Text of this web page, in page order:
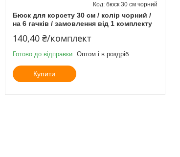
Бюск для корсету 30 см / колір чорний /
на 6 гачків / замовлення від 1 комплекту
бюск 30 см чорний
140,40 ₴/комплект
Готово до відправки Оптом і в роздріб
Купити